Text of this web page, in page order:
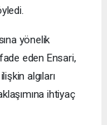
yönelik
eden Ensari,
algıları
ihtiyaç